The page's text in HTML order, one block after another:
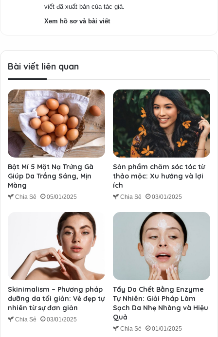
viết đã xuất bản của tác giả.
Xem hồ sơ và bài viết
Bài viết liên quan
Bật Mí 5 Mặt Nạ Trứng Gà
Giúp Da Trắng Sáng, Mịn
Màng
Chia Sẻ 05/01/2025
Sản phẩm chăm sóc tóc từ
thảo mộc: Xu hướng và lợi
ích
Chia Sẻ 03/01/2025
Skinimalism – Phương pháp
dưỡng da tối giản: Vẻ đẹp tự
nhiên từ sự đơn giản
Chia Sẻ 03/01/2025
Tẩy Da Chết Bằng Enzyme
Tự Nhiên: Giải Pháp Làm
Sạch Da Nhẹ Nhàng và Hiệu
Quả
Chia Sẻ 01/01/2025